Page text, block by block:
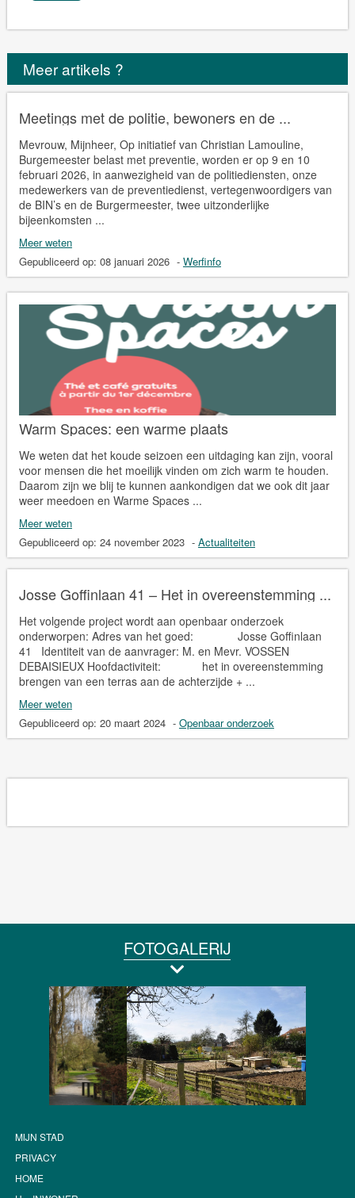
Meer artikels ?
Meetings met de politie, bewoners en de ...
Mevrouw, Mijnheer, Op initiatief van Christian Lamouline,
Burgemeester belast met preventie, worden er op 9 en 10
februari 2026, in aanwezigheid van de politiediensten, onze
medewerkers van de preventiedienst, vertegenwoordigers van
de BIN’s en de Burgermeester, twee uitzonderlijke
bijeenkomsten ...
Meer weten
Gepubliceerd op: 08 januari 2026 - Werfinfo
Warm Spaces: een warme plaats
We weten dat het koude seizoen een uitdaging kan zijn, vooral
voor mensen die het moeilijk vinden om zich warm te houden.
Daarom zijn we blij te kunnen aankondigen dat we ook dit jaar
weer meedoen en Warme Spaces ...
Meer weten
Gepubliceerd op: 24 november 2023 - Actualiteiten
Josse Goffinlaan 41 – Het in overeenstemming ...
Het volgende project wordt aan openbaar onderzoek
onderworpen: Adres van het goed: Josse Goffinlaan
41 Identiteit van de aanvrager: M. en Mevr. VOSSEN
DEBAISIEUX Hoofdactiviteit: het in overeenstemming
brengen van een terras aan de achterzijde + ...
Meer weten
Gepubliceerd op: 20 maart 2024 - Openbaar onderzoek
FOTOGALERIJ
MIJN STAD
PRIVACY
HOME